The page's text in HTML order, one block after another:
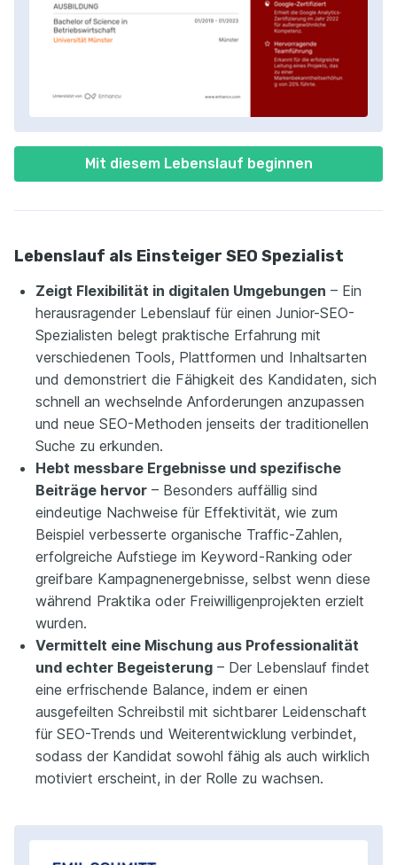
Mit diesem Lebenslauf beginnen
Lebenslauf als Einsteiger SEO Spezialist
Zeigt Flexibilität in digitalen Umgebungen – Ein
herausragender Lebenslauf für einen Junior-SEO-
Spezialisten belegt praktische Erfahrung mit
verschiedenen Tools, Plattformen und Inhaltsarten
und demonstriert die Fähigkeit des Kandidaten, sich
schnell an wechselnde Anforderungen anzupassen
und neue SEO-Methoden jenseits der traditionellen
Suche zu erkunden.
Hebt messbare Ergebnisse und spezifische
Beiträge hervor – Besonders auffällig sind
eindeutige Nachweise für Effektivität, wie zum
Beispiel verbesserte organische Traffic-Zahlen,
erfolgreiche Aufstiege im Keyword-Ranking oder
greifbare Kampagnenergebnisse, selbst wenn diese
während Praktika oder Freiwilligenprojekten erzielt
wurden.
Vermittelt eine Mischung aus Professionalität
und echter Begeisterung – Der Lebenslauf findet
eine erfrischende Balance, indem er einen
ausgefeilten Schreibstil mit sichtbarer Leidenschaft
für SEO-Trends und Weiterentwicklung verbindet,
sodass der Kandidat sowohl fähig als auch wirklich
motiviert erscheint, in der Rolle zu wachsen.